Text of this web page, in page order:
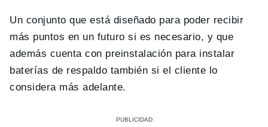
Un conjunto que está diseñado para poder recibir
más puntos en un futuro si es necesario, y que
además cuenta con preinstalación para instalar
baterías de respaldo también si el cliente lo
considera más adelante.